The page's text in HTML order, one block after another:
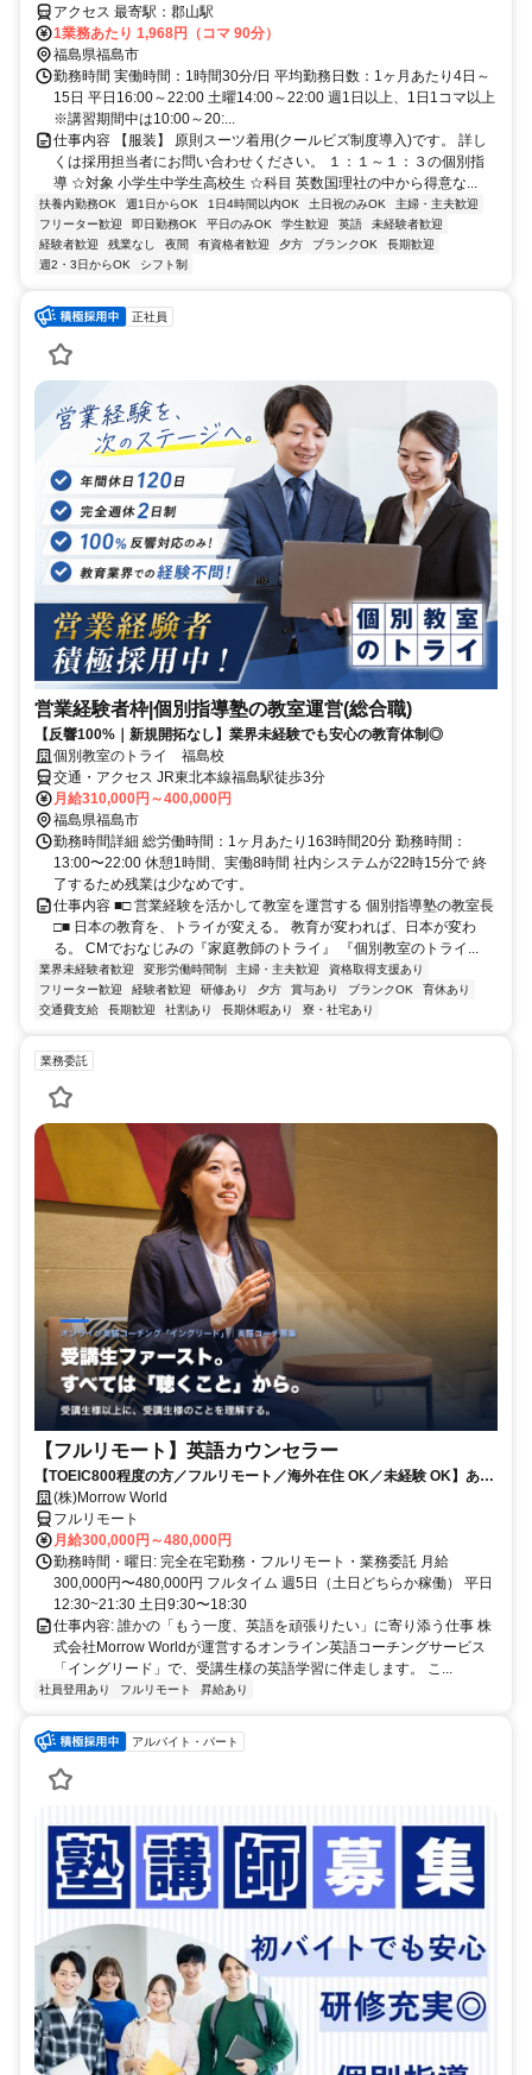
アクセス 最寄駅：郡山駅
1業務あたり 1,968円（コマ 90分）
福島県福島市
勤務時間 実働時間：1時間30分/日 平均勤務日数：1ヶ月あたり4日～
15日 平日16:00～22:00 土曜14:00～22:00 週1日以上、1日1コマ以上
※講習期間中は10:00～20:...
仕事内容 【服装】 原則スーツ着用(クールビズ制度導入)です。 詳し
くは採用担当者にお問い合わせください。 １：１～１：３の個別指
導 ☆対象 小学生中学生高校生 ☆科目 英数国理社の中から得意な...
扶養内勤務OK 週1日からOK 1日4時間以内OK 土日祝のみOK
主婦・主夫歓迎
フリーター歓迎
即日勤務OK 平日のみOK 学生歓迎 英語
未経験者歓迎
経験者歓迎
残業なし 夜間 有資格者歓迎 夕方 ブランクOK
長期歓迎
週2・3日からOK
シフト制
正社員
営業経験者枠|個別指導塾の教室運営(総合職)
【反響100%｜新規開拓なし】業界未経験でも安心の教育体制◎
個別教室のトライ 福島校
交通・アクセス JR東北本線福島駅徒歩3分
月給310,000円～400,000円
福島県福島市
勤務時間詳細 総労働時間：1ヶ月あたり163時間20分 勤務時間：
13:00〜22:00 休憩1時間、実働8時間 社内システムが22時15分で 終
了するため残業は少なめです。
仕事内容 ■□ 営業経験を活かして教室を運営する 個別指導塾の教室長
□■ 日本の教育を、トライが変える。 教育が変われば、日本が変わ
る。 CMでおなじみの『家庭教師のトライ』 『個別教室のトライ...
業界未経験者歓迎 変形労働時間制 主婦・主夫歓迎
資格取得支援あり
フリーター歓迎
経験者歓迎 研修あり 夕方 賞与あり ブランクOK
育休あり
交通費支給
長期歓迎 社割あり 長期休暇あり 寮・社宅あり
業務委託
【フルリモート】英語カウンセラー
【TOEIC800程度の方／フルリモート／海外在住 OK／未経験 OK】あな
たが英語学習で経験した失敗も成功も。すべてが、受講生の人生を変え
るお仕事です。
(株)Morrow World
フルリモート
月給300,000円～480,000円
勤務時間・曜日: 完全在宅勤務・フルリモート・業務委託 月給
300,000円〜480,000円 フルタイム 週5日（土日どちらか稼働） 平日
12:30~21:30 土日9:30〜18:30
仕事内容: 誰かの「もう一度、英語を頑張りたい」に寄り添う仕事 株
式会社Morrow Worldが運営するオンライン英語コーチングサービス
「イングリード」で、受講生様の英語学習に伴走します。 こ...
社員登用あり フルリモート 昇給あり
アルバイト・パート